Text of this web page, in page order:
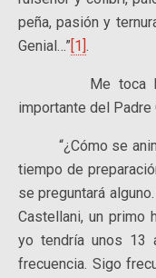
peña, pasión y
Genial…”[1].
Me toca
importante del
“¿Cómo se
tiempo de
se preguntará
Castellani, un primo
yo tendría unos 13
frecuencia. Sigo